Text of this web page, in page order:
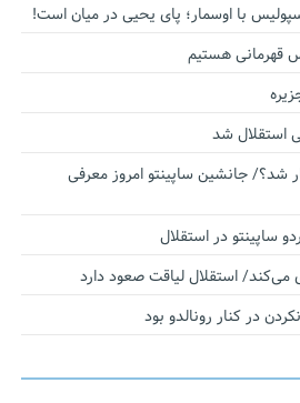
با اوسمار؛ پای یحیی در میان است!
قهرمانی هستیم
استقلال شد
شد؟/ جانشین ساپینتو امروز معرفی
ساپینتو در استقلال
می‌کند/ استقلال لیاقت صعود دارد
در کنار رونالدو بود